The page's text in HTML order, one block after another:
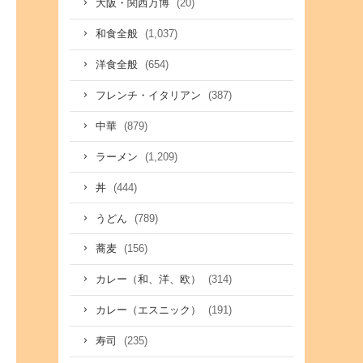
大阪・関西万博 (20)
和食全般 (1,037)
洋食全般 (654)
フレンチ・イタリアン (387)
中華 (879)
ラーメン (1,209)
丼 (444)
うどん (789)
蕎麦 (156)
カレー（和、洋、欧） (314)
カレー（エスニック） (191)
寿司 (235)